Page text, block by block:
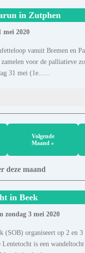
in Zutphen
mei 2020
vanuit Bremen en
voor de palliatieve
31 mei (1e......
Volgende
Maand »
deze maand
in Beek
zondag 3 mei 2020
(SOB) organiseert op 2 en 3
Lentetocht is een